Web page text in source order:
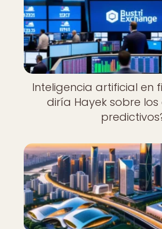
Inteligencia artificial en
diría Hayek sobre